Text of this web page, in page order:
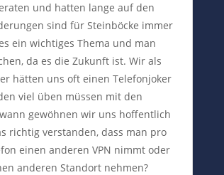
und hatten lange auf den
sind für Steinböcke immer
ein wichtiges Thema und man
da es die Zukunft ist. Wir als
hätten uns oft einen Telefonjoker
viel üben müssen mit den
gewöhnen wir uns hoffentlich
richtig verstanden, dass man pro
einen anderen VPN nimmt oder
anderen Standort nehmen?